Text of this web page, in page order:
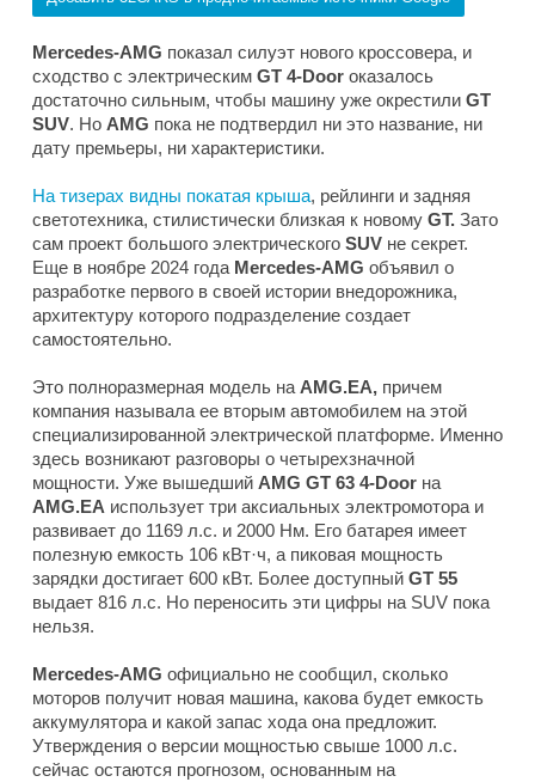
Mercedes-AMG показал силуэт нового кроссовера, и
сходство с электрическим GT 4-Door оказалось
достаточно сильным, чтобы машину уже окрестили GT
SUV. Но AMG пока не подтвердил ни это название, ни
дату премьеры, ни характеристики.
На тизерах видны покатая крыша, рейлинги и задняя
светотехника, стилистически близкая к новому GT. Зато
сам проект большого электрического SUV не секрет.
Еще в ноябре 2024 года Mercedes-AMG объявил о
разработке первого в своей истории внедорожника,
архитектуру которого подразделение создает
самостоятельно.
Это полноразмерная модель наAMG.EA, причем
компания называла ее вторым автомобилем на этой
специализированной электрической платформе. Именно
здесь возникают разговоры о четырехзначной
мощности. Уже вышедший AMG GT 63 4-Door на
AMG.EA использует три аксиальных электромотора и
развивает до 1169 л.с. и 2000 Нм. Его батарея имеет
полезную емкость 106 кВт·ч, а пиковая мощность
зарядки достигает 600 кВт. Более доступный GT 55
выдает 816 л.с. Но переносить эти цифры на SUV пока
нельзя.
Mercedes-AMG официально не сообщил, сколько
моторов получит новая машина, какова будет емкость
аккумулятора и какой запас хода она предложит.
Утверждения о версии мощностью свыше 1000 л.с.
сейчас остаются прогнозом, основанным на